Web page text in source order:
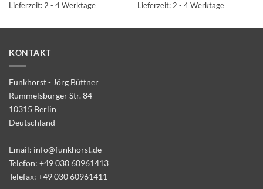
Lieferzeit:2 - 4 Werktage
Lieferzeit:2 - 4 Werktage
KONTAKT
Funkhorst - Jörg Büttner
Rummelsburger Str. 84
10315 Berlin
Deutschland
Email: info@funkhorst.de
Telefon: +49 030 60961413
Telefax: +49 030 60961411